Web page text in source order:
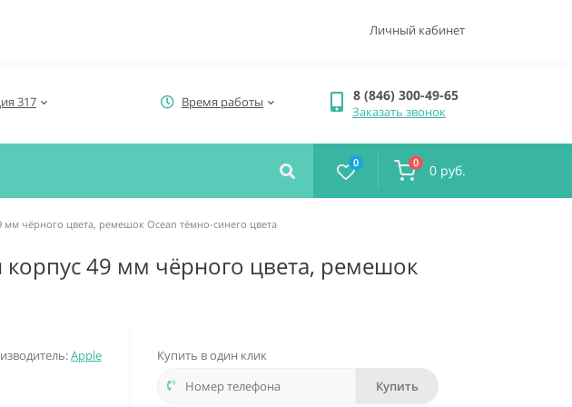
Личный кабинет
317 Время работы 8 (846) 300-49-65
Заказать звонок
0 0 0 руб.
мм чёрного цвета, ремешок Ocean тёмно-синего цвета
корпус 49 мм чёрного цвета, ремешок
Apple
Купить в один клик
Купить